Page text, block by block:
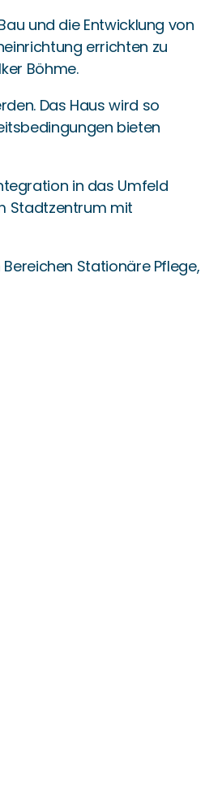
und die Entwicklung von
errichten zu
Böhme.
Das Haus wird so
bieten
in das Umfeld
Stadtzentrum mit
Stationäre Pflege,